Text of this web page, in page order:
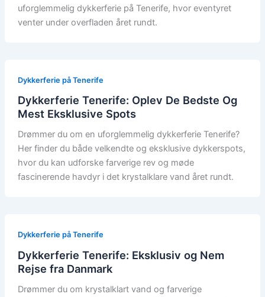
uforglemmelig dykkerferie på Tenerife, hvor eventyret
venter under overfladen året rundt.
Dykkerferie på Tenerife
Dykkerferie Tenerife: Oplev De Bedste Og
Mest Eksklusive Spots
Drømmer du om en uforglemmelig dykkerferie Tenerife?
Her finder du både velkendte og eksklusive dykkerspots,
hvor du kan udforske farverige rev og møde
fascinerende havdyr i det krystalklare vand året rundt.
Dykkerferie på Tenerife
Dykkerferie Tenerife: Eksklusiv og Nem
Rejse fra Danmark
Drømmer du om krystalklart vand og farverige